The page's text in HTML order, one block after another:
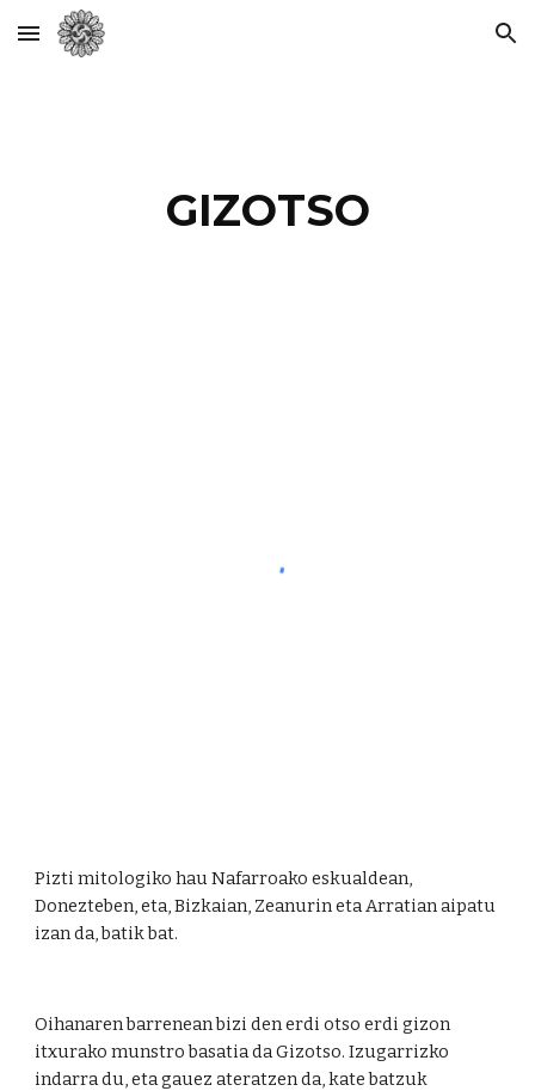
Skip to main content Skip to navigation
GIZOTSO
Pizti mitologiko hau Nafarroako eskualdean,
Donezteben, eta, Bizkaian, Zeanurin eta Arratian aipatu
izan da, batik bat.
Oihanaren barrenean bizi den erdi otso erdi gizon
itxurako munstro basatia da Gizotso. Izugarrizko
indarra du, eta gauez ateratzen da, kate batzuk